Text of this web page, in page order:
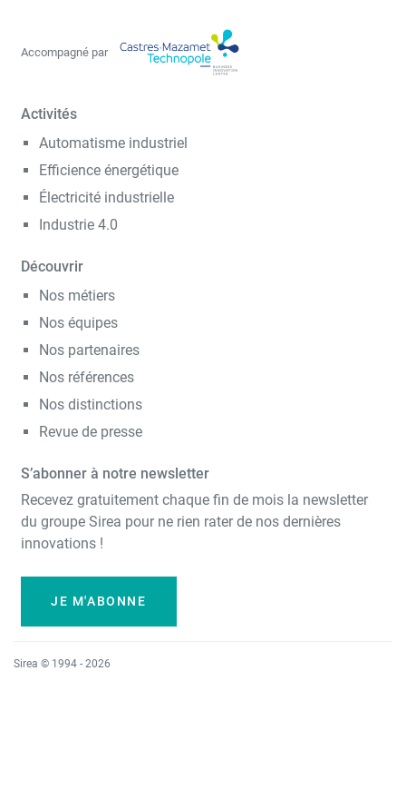
Accompagné par
Activités
Automatisme industriel
Efficience énergétique
Électricité industrielle
Industrie 4.0
Découvrir
Nos métiers
Nos équipes
Nos partenaires
Nos références
Nos distinctions
Revue de presse
S’abonner à notre newsletter
Recevez gratuitement chaque fin de mois la newsletter
du groupe Sirea pour ne rien rater de nos dernières
innovations !
JE M'ABONNE
Sirea © 1994 - 2026